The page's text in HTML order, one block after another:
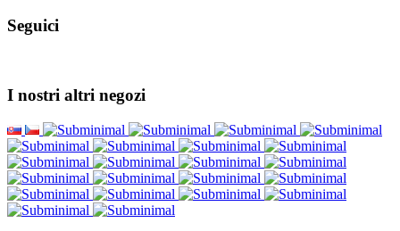
Seguici
I nostri altri negozi